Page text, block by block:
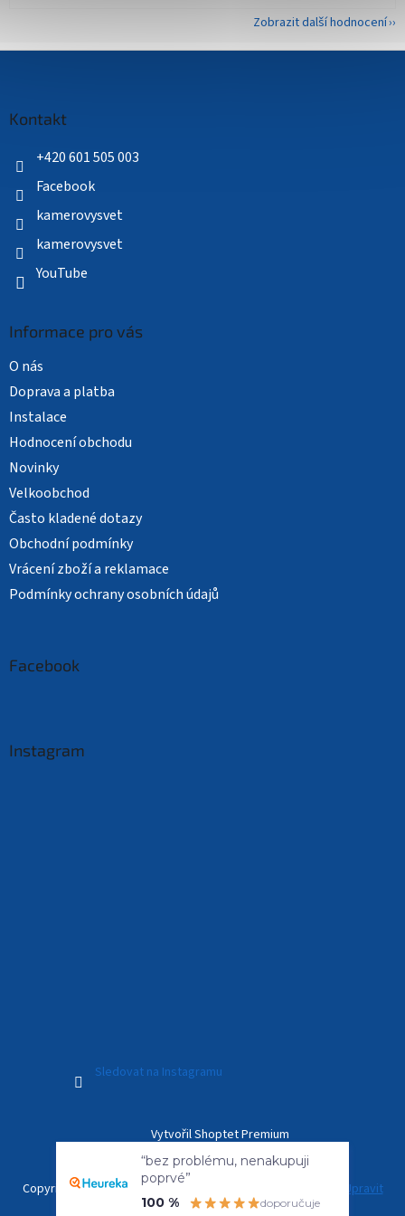
Zobrazit další hodnocení
Kontakt
+420 601 505 003
Facebook
kamerovysvet
kamerovysvet
YouTube
Informace pro vás
O nás
Doprava a platba
Instalace
Hodnocení obchodu
Novinky
Velkoobchod
Často kladené dotazy
Obchodní podmínky
Vrácení zboží a reklamace
Podmínky ochrany osobních údajů
Facebook
Instagram
Sledovat na Instagramu
Vytvořil Shoptet Premium
Copyright 2026Kamerový Svět
Upravit
nastavení cookies
“bez problému, nenakupuji
poprvé”
100 %
doporučuje